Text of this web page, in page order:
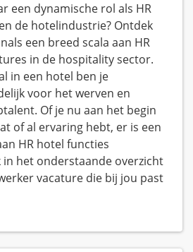
een dynamische rol als HR
de hotelindustrie? Ontdek
een breed scala aan HR
in de hospitality sector.
in een hotel ben je
voor het werven en
Of je nu aan het begin
of al ervaring hebt, er is een
HR hotel functies
in het onderstaande overzicht
vacature die bij jou past